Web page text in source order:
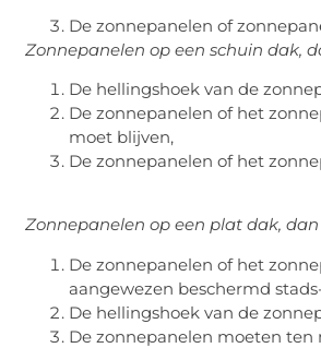
De zonnepanelen of
Zonnepanelen op een schuin dak,
De hellingshoek van de
De zonnepanelen of het
moet blijven,
De zonnepanelen of het
Zonnepanelen op een plat dak,
De zonnepanelen of het
aangewezen beschermd
De hellingshoek van de
De zonnepanelen moeten ten